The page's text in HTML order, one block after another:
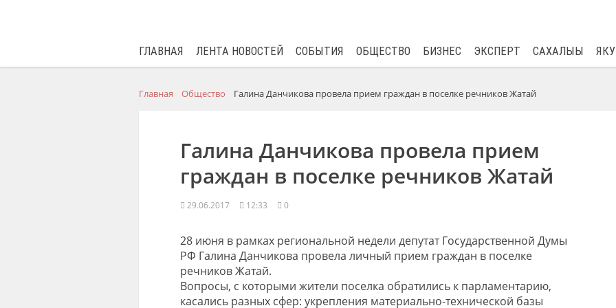
ГЛАВНАЯ ЛЕНТА НОВОСТЕЙ СОБЫТИЯ ОБЩЕСТВО БИЗНЕС ЭКСПЕРТ САХАЛЫЫ
Главная Общество Галина Данчикова провела прием граждан в поселке речников Жатай
Галина Данчикова провела прием
граждан в поселке речников Жатай
29.06.2017 12:33 0
28 июня в рамках региональной недели депутат Государственной Думы
РФ Галина Данчикова провела личный прием граждан в поселке
речников Жатай.
Вопросы, с которыми жители поселка обратились к парламентарию,
касались разных сфер: укрепления материально-технической базы